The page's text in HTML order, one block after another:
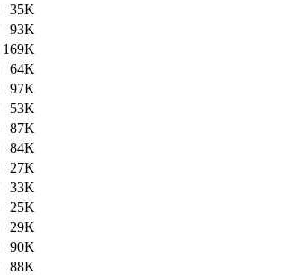
35K
93K
169K
64K
97K
53K
87K
84K
27K
33K
25K
29K
90K
88K